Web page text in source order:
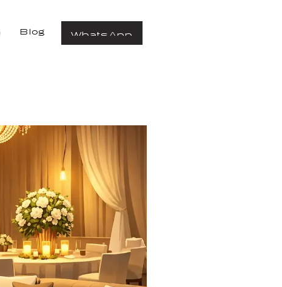
Blog
WhatsApp